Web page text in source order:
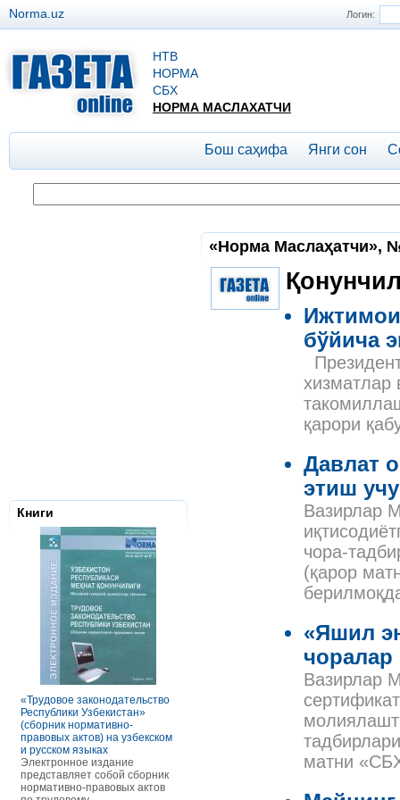
Логин:
Norma.uz
НТВ
НОРМА
СБХ
НОРМА МАСЛАХАТЧИ
Бош саҳифа Янги сон
Книги
«Трудовое законодательство
Республики Узбекистан»
(сборник нормативно-
правовых актов) на узбекском
и русском языках
Электронное издание
представляет собой сборник
нормативно-правовых актов
РАСЧЕТЫ С ПЕРСОНАЛОМ II
В книге рассмотрены вопросы
Налоговое
Республики
Сборник
правовых
Данное
по сути
сборник
правовых
Узбекистан.
«Норма Маслаҳатчи»,
бўйича
хизматлар
қарори
Давлат
этиш
Вазирлар
чора-
(қарор
«Яшил
чоралар
Вазирлар
матни